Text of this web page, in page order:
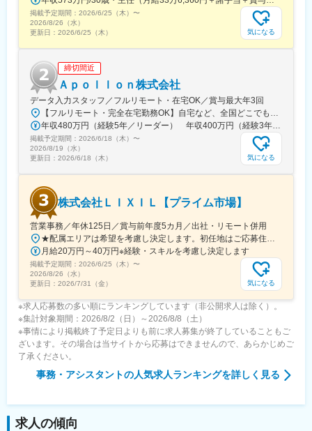
すい雰囲気。業務分担が明確で、属人化を避ける体制が整ってい
ます。
販売・リニューアル事業を展開。メーカーと顧客の橋渡し役とし
て蓄積した市場データを活かし、最適な製品提案を行う点が強み
です。社会インフラを支える事業性と、現場の声を尊重する風土
が特徴です。
変更の範囲：会社の定める業務
掲載予定期間： 2026/6/25（木） 〜
2026/8/26（水）
更新日： 2026/6/25（木） 気になる
締切間近
Ａｐｏｌｌｏｎ株式会社
データ入力スタッフ／フルリモート・在宅OK／賞与最大年3回
掲載予定期間： 2026/6/18（木） 〜
2026/8/19（水）
更新日： 2026/6/18（木） 気になる
株式会社ＬＩＸＩＬ【プライム市場】
営業事務／年休125日／賞与前年度5カ月／出社・リモート併用
月給20万円～40万円※経験・スキルを考慮し決定します
掲載予定期間： 2026/6/25（木） 〜
2026/8/26（水）
更新日： 2026/7/31（金） 気になる
※求人応募数の多い順にランキングしています（非公開求人は除く）。
※集計対象期間：2026/8/2（日）～2026/8/8（土）
※事情により掲載終了予定日よりも前に求人募集が終了していることもご
ざいます。その場合は当サイトから応募はできませんので、あらかじめご
了承ください。
事務・アシスタントの人気求人ランキングを詳しく見る
求人の傾向